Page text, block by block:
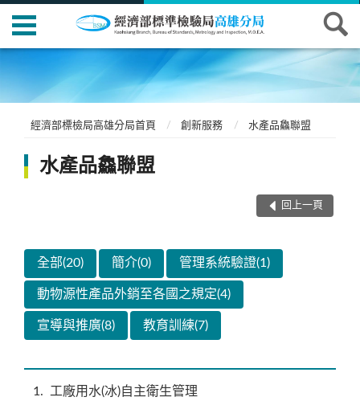
經濟部標檢局高雄分局首頁 創新服務 水產品鱻聯盟
水產品鱻聯盟
回上一頁
全部(20) 簡介(0) 管理系統驗證(1)
動物源性產品外銷至各國之規定(4)
宣導與推廣(8) 教育訓練(7)
1 工廠用水(冰)自主衛生管理